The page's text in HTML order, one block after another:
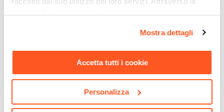
sezione "Mostra dettagli" è possibile gestire le proprie
momento. Per maggiori informazioni si invita a leggere la
nostraCookie Policy.
Mostra dettagli
Accetta tutti i cookie
Personalizza
fumè e profilo nero opaco 195h - Flexy
€ 586,00